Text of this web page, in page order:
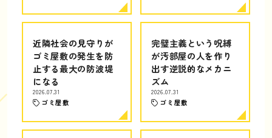
近隣社会の見守りが
ゴミ屋敷の発生を防
止する最大の防波堤
になる
2026.07.31
ゴミ屋敷
完璧主義という呪縛
が汚部屋の人を作り
出す逆説的なメカニ
ズム
2026.07.31
ゴミ屋敷